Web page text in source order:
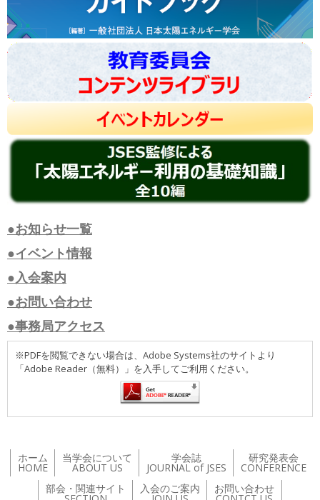
●お知らせ一覧
●イベント情報
●入会案内
●お問い合わせ
●事務局アクセス
※PDFを閲覧できない場合は、Adobe Systems社のサイトより
「Adobe Reader（無料）」を入手してご利用ください。
ホーム
HOME
当学会について
ABOUT US
学会誌
JOURNAL of JSES
研究発表会
CONFERENCE
部会・関連サイト
入会のご案内 お問い合わせ